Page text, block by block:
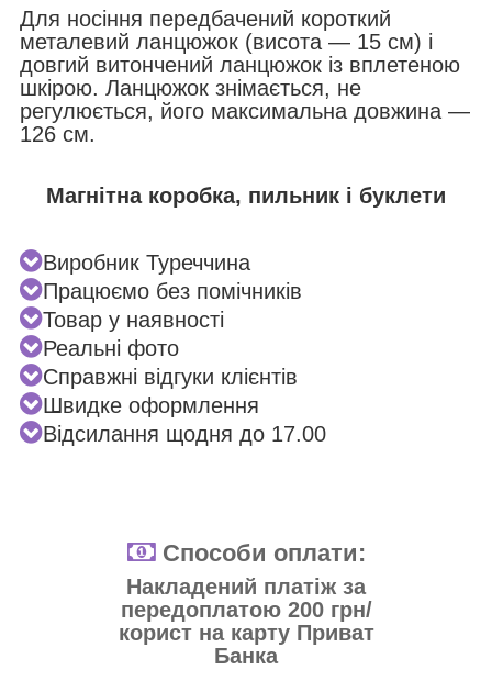
Для носіння передбачений короткий
металевий ланцюжок (висота — 15 см) і
довгий витончений ланцюжок із вплетеною
шкірою. Ланцюжок знімається, не
регулюється, його максимальна довжина —
126 см.
Магнітна коробка, пильник і буклети
Виробник Туреччина
Працюємо без помічників
Товар у наявності
Реальні фото
Справжні відгуки клієнтів
Швидке оформлення
Відсилання щодня до 17.00
Способи оплати:
Накладений платіж за
передоплатою 200 грн/
корист на карту Приват
Банка